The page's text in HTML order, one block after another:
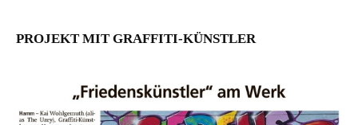
PROJEKT MIT GRAFFITI-KÜNSTLER